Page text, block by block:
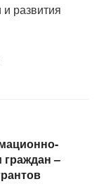
развития
граждан –